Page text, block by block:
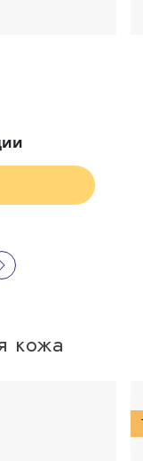
кожа